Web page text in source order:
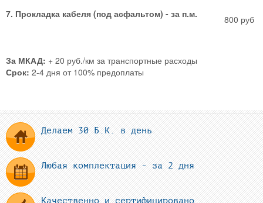
7. Прокладка кабеля (под асфальтом) - за п.м. 800 руб
За МКАД: + 20 руб./км за транспортные расходы
Срок: 2-4 дня от 100% предоплаты
Делаем 30 Б.К. в день
Любая комплектация - за 2 дня